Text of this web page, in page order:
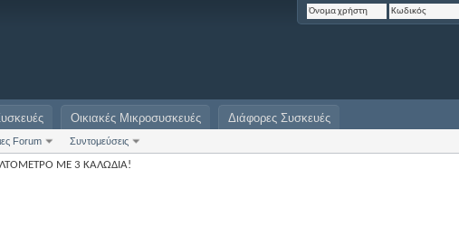
Forum Συντομεύσεις
Οικιακές Μικροσυσκευές Διάφορες Συσκευές
ΜΕ 3 ΚΑΛΩΔΙΑ!